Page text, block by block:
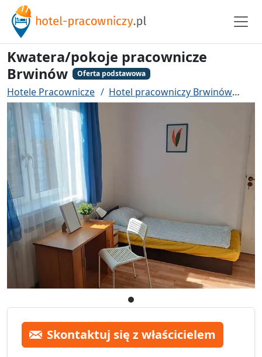
Kwatera/pokoje pracownicze
Brwinów
Oferta podstawowa
Hotele Pracownicze Hotel pracowniczy Brwinów
Skontaktuj się z właścicielem